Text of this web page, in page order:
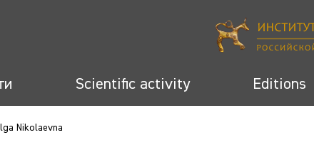
Scientific activity Editions
Nikolaevna